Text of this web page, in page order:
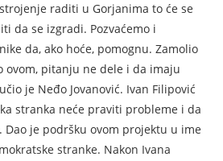
raditi u Gorjanima to će se
da se izgradi. Pozvaćemo i
da, ako hoće, pomognu. Zamolio
ovom, pitanju ne dele i da imaju
je Neđo Jovanović. Ivan Filipović
stranka neće praviti probleme i da
Dao je podršku ovom projektu u ime
stranke. Nakon Ivana